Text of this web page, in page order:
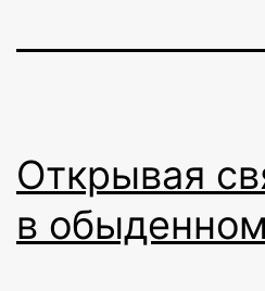
Открывая
в обыденном